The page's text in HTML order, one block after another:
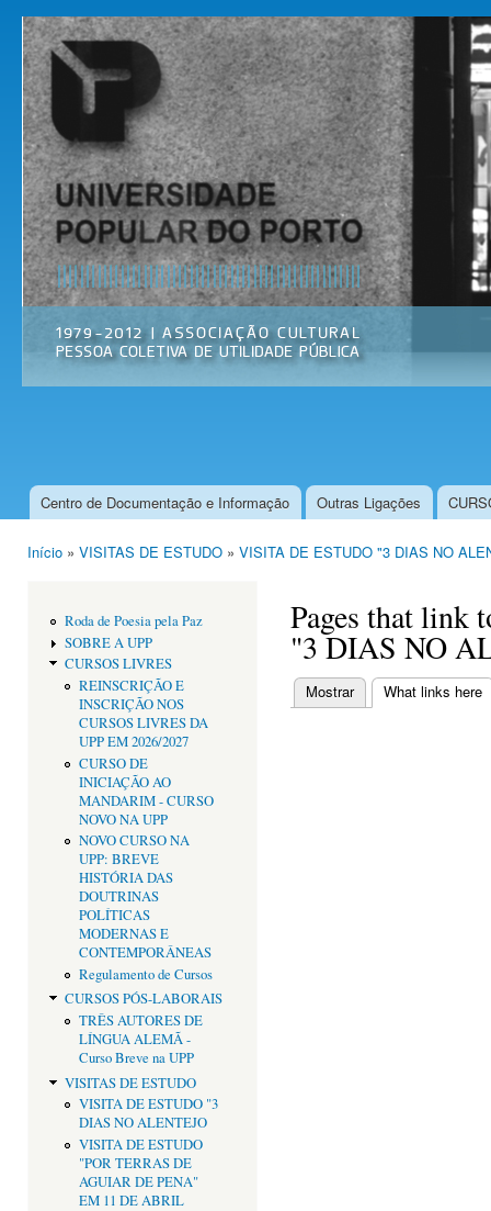
Universidade
Popular do
Porto
Associação
Cultural
Menu principal
Centro de Documentação e Informação Outras Ligações
Início » VISITAS DE ESTUDO » VISITA DE ESTUDO "3 DIAS NO
Roda de Poesia pela Paz
SOBRE A UPP
CURSOS LIVRES
REINSCRIÇÃO E
INSCRIÇÃO NOS
CURSOS LIVRES DA
UPP EM 2026/2027
CURSO DE
INICIAÇÃO AO
MANDARIM - CURSO
NOVO NA UPP
NOVO CURSO NA
UPP: BREVE
HISTÓRIA DAS
DOUTRINAS
POLÍTICAS
MODERNAS E
CONTEMPORÂNEAS
Regulamento de Cursos
CURSOS PÓS-LABORAIS
TRÊS AUTORES DE
LÍNGUA ALEMÃ -
Curso Breve na UPP
VISITAS DE ESTUDO
VISITA DE ESTUDO "3
DIAS NO ALENTEJO
VISITA DE ESTUDO
"POR TERRAS DE
AGUIAR DE PENA"
EM 11 DE ABRIL
Pages that link
"3 DIAS NO
Separadores
Mostrar What links here